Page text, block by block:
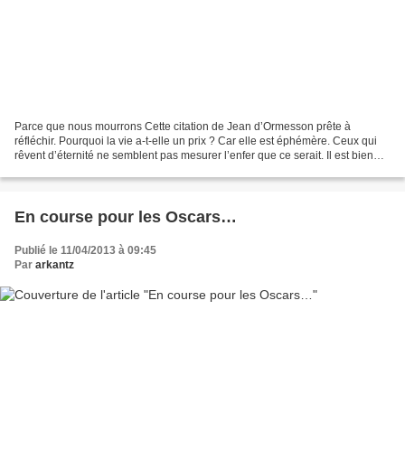
Parce que nous mourrons Cette citation de Jean d’Ormesson prête à
réfléchir. Pourquoi la vie a-t-elle un prix ? Car elle est éphémère. Ceux qui
rêvent d’éternité ne semblent pas mesurer l’enfer que ce serait. Il est bien
En course pour les Oscars…
Publié le 11/04/2013 à 09:45
Par arkantz